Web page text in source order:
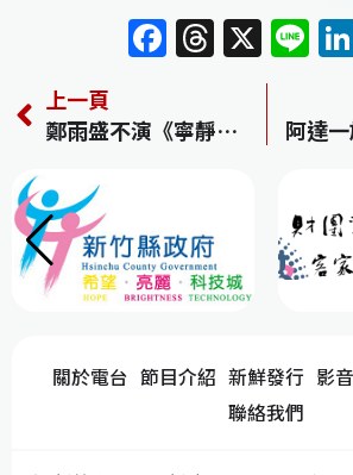
F
a
c
e
o
o
k
T
h
re
a
s
X Li
n
e
上一頁
鄭雨盛不演《寧靜海》幕後有原因 《魷魚遊戲》李政宰暖心打氣
關於電台 節目介紹 新鮮發行 影
聯絡我們